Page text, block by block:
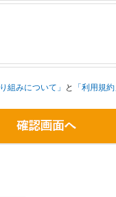
組みについて」 と 「利用規約